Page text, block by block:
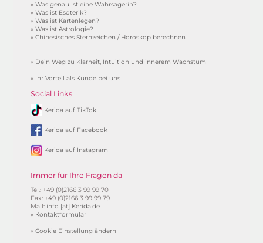
»Was genau ist eine Wahrsagerin?
»Was ist Esoterik?
»Was ist Kartenlegen?
»Was ist Astrologie?
»Chinesisches Sternzeichen / Horoskop berechnen
» Dein Weg zu Klarheit, Intuition und innerem Wachstum
» Ihr Vorteil als Kunde bei uns
Social Links
Kerida auf TikTok
Kerida auf Facebook
Kerida auf Instagram
Immer für Ihre Fragen da
Tel.: +49 (0)2166 3 99 99 70
Fax: +49 (0)2166 3 99 99 79
Mail: info [at] Kerida.de
» Kontaktformular
»Cookie Einstellung ändern